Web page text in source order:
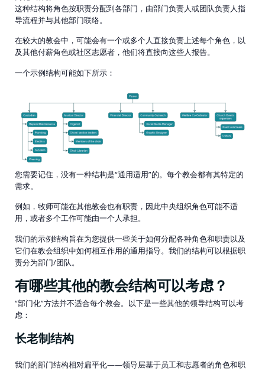
这种结构将角色按职责分配到各部门，由部门负责人或团队负责人指
导流程并与其他部门联络。
在较大的教会中，可能会有一个或多个人直接负责上述每个角色，以
及其他付薪角色或社区志愿者，他们将直接向这些人报告。
一个示例结构可能如下所示：
您需要记住，没有一种结构是“通用适用”的。每个教会都有其特定的
需求。
例如，牧师可能在其他教会也有职责，因此中央组织角色可能不适
用，或者多个工作可能由一个人承担。
我们的示例结构旨在为您提供一些关于如何分配各种角色和职责以及
它们在教会组织中如何相互作用的通用指导。我们的结构可以根据职
责分为部门/团队。
有哪些其他的教会结构可以考虑？
“部门化”方法并不适合每个教会。以下是一些其他的领导结构可以考
虑：
长老制结构
我们的部门结构相对扁平化——领导层基于员工和志愿者的角色和职